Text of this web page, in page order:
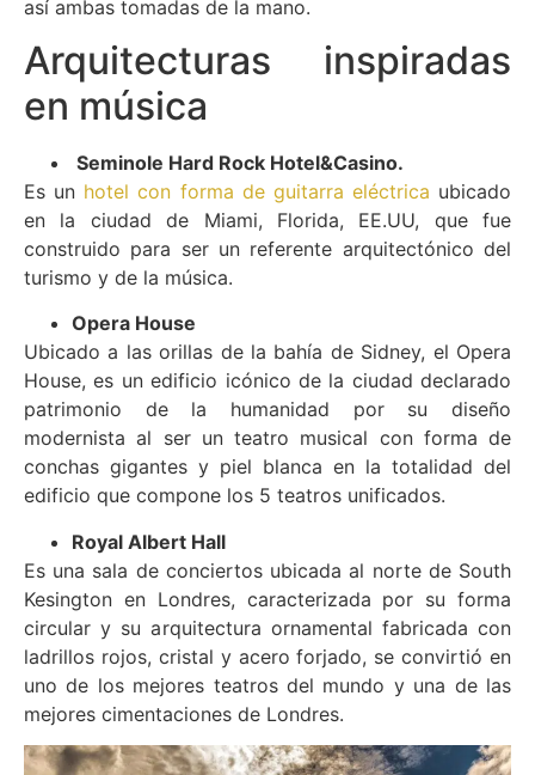
así ambas tomadas de la mano.
Arquitecturas inspiradas
en música
Seminole Hard Rock Hotel&Casino.
Es un hotel con forma de guitarra eléctrica ubicado
en la ciudad de Miami, Florida, EE.UU, que fue
construido para ser un referente arquitectónico del
turismo y de la música.
Opera House
Ubicado a las orillas de la bahía de Sidney, el Opera
House, es un edificio icónico de la ciudad declarado
patrimonio de la humanidad por su diseño
modernista al ser un teatro musical con forma de
conchas gigantes y piel blanca en la totalidad del
edificio que compone los 5 teatros unificados.
Royal Albert Hall
Es una sala de conciertos ubicada al norte de South
Kesington en Londres, caracterizada por su forma
circular y su arquitectura ornamental fabricada con
ladrillos rojos, cristal y acero forjado, se convirtió en
uno de los mejores teatros del mundo y una de las
mejores cimentaciones de Londres.